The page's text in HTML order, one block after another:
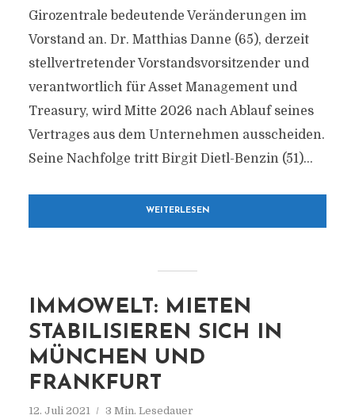
Girozentrale bedeutende Veränderungen im
Vorstand an. Dr. Matthias Danne (65), derzeit
stellvertretender Vorstandsvorsitzender und
verantwortlich für Asset Management und
Treasury, wird Mitte 2026 nach Ablauf seines
Vertrages aus dem Unternehmen ausscheiden.
Seine Nachfolge tritt Birgit Dietl-Benzin (51)...
WEITERLESEN
IMMOWELT: MIETEN
STABILISIEREN SICH IN
MÜNCHEN UND
FRANKFURT
12. Juli 2021 3 Min. Lesedauer